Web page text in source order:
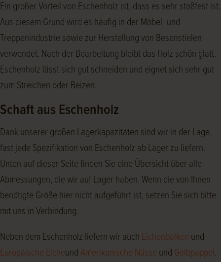
Ein großer Vorteil von Eschenholz ist, dass es sehr stoßfest ist.
Aus diesem Grund wird es häufig in der Möbel- und
Treppenindustrie sowie zur Herstellung von Besenstielen
verwendet. Nach der Bearbeitung bleibt das Holz schön glatt.
Eschenholz lässt sich gut schneiden und eignet sich sehr gut
zum Streichen oder Beizen.
Schaft aus Eschenholz
Dank unserer großen Lagerkapazitäten sind wir in der Lage,
fast jede Spezifikation von Eschenholz ab Lager zu liefern.
Unten auf dieser Seite finden Sie eine Übersicht über alle
Abmessungen, die wir auf Lager haben. Wenn die von Ihnen
benötigte Größe hier nicht aufgeführt ist, setzen Sie sich bitte
mit uns in Verbindung.
Neben dem Eschenholz liefern wir auch Eichenbalken und
Europäische EicheundAmerikanische Nüsse und Gelbpappel.